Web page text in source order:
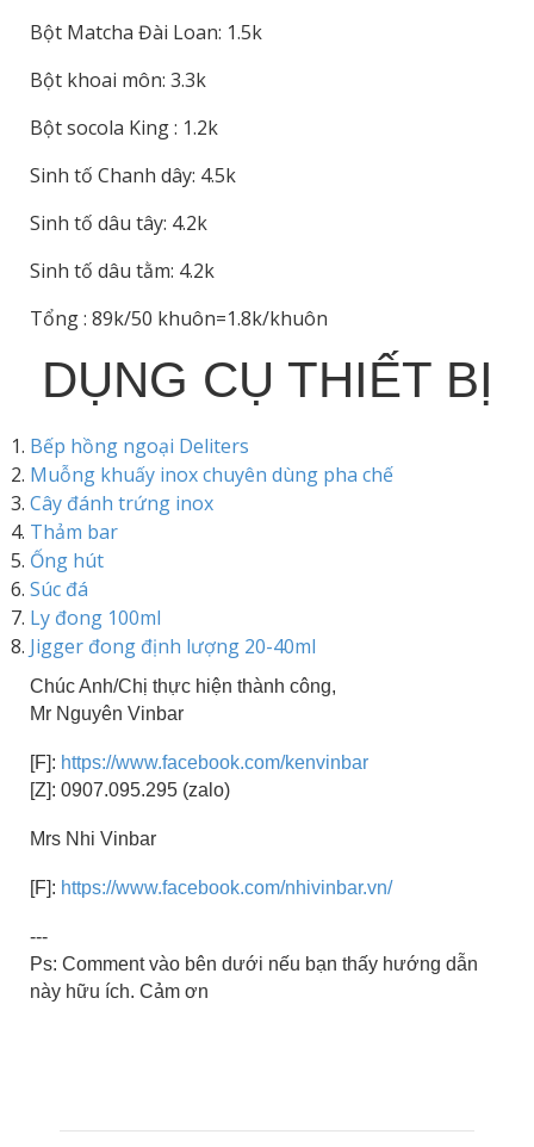
Bột Matcha Đài Loan: 1.5k
Bột khoai môn: 3.3k
Bột socola King : 1.2k
Sinh tố Chanh dây: 4.5k
Sinh tố dâu tây: 4.2k
Sinh tố dâu tằm: 4.2k
Tổng : 89k/50 khuôn=1.8k/khuôn
DỤNG CỤ THIẾT BỊ
Bếp hồng ngoại Deliters
Muỗng khuấy inox chuyên dùng pha chế
Cây đánh trứng inox
Thảm bar
Ống hút
Súc đá
Ly đong 100ml
Jigger đong định lượng 20-40ml
Chúc Anh/Chị thực hiện thành công,
Mr Nguyên Vinbar
[F]: https://www.facebook.com/kenvinbar
[Z]: 0907.095.295 (zalo)
Mrs Nhi Vinbar
[F]: https://www.facebook.com/nhivinbar.vn/
---
Ps: Comment vào bên dưới nếu bạn thấy hướng dẫn
này hữu ích. Cảm ơn